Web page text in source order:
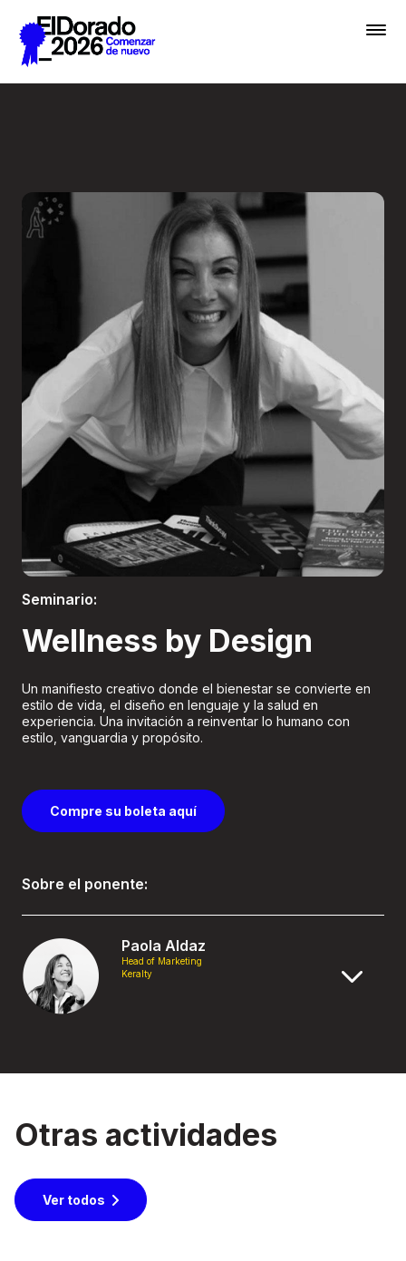
Saltar al contenido principal
Academias
Inscribir
Boletería
Seminario:
Wellness by Design
Un manifiesto creativo donde el bienestar se convierte en
estilo de vida, el diseño en lenguaje y la salud en
experiencia. Una invitación a reinventar lo humano con
estilo, vanguardia y propósito.
Compre su boleta aquí
Sobre el ponente:
Paola Aldaz
Head of Marketing
Keralty
Otras actividades
Ver todos